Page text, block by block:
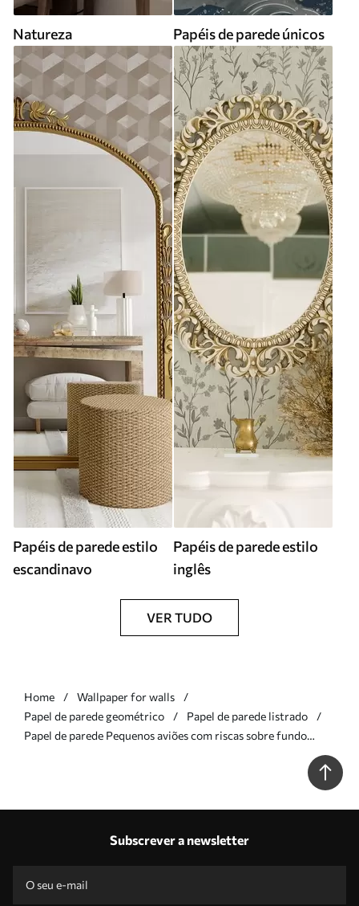
Natureza Papéis de parede únicos
Papéis de parede estilo
escandinavo
Papéis de parede estilo
inglês
VER TUDO
Home
Wallpaper for walls
Papel de parede geométrico
Papel de parede listrado
Papel de parede Pequenos aviões com riscas sobre fundo
Subscrever a newsletter